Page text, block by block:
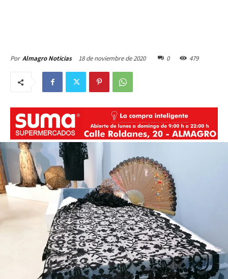
Por Almagro Noticias 18 de noviembre de 2020 0 479